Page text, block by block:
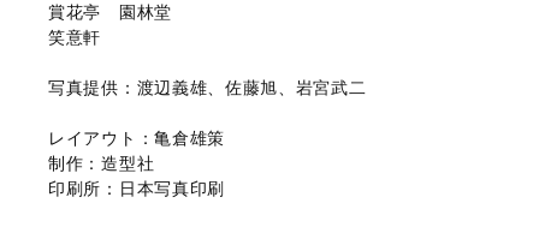
賞花亭 園林堂
笑意軒
写真提供：渡辺義雄、佐藤旭、岩宮武二
レイアウト：亀倉雄策
制作：造型社
印刷所：日本写真印刷